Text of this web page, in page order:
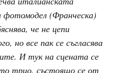
фотомодел (Франческа)
че не цепи
но все пак се съгласява
И тук на сцената се
трио, състоящо се от